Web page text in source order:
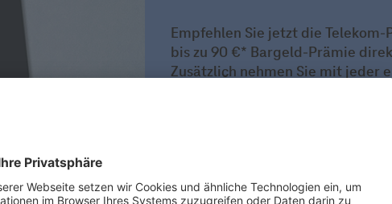
Empfehlen Sie jetzt die
bis zu 90 €* Bargeld-Prämie
Zusätzlich nehmen Sie mit jeder
automatisch an der
Losglück können Sie sich
Prämie erhalten
Jetzt empfehlen